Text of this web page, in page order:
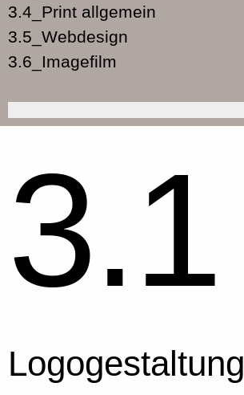
3.4_Print allgemein
3.5_Webdesign
3.6_Imagefilm
3.1
Logogestaltung